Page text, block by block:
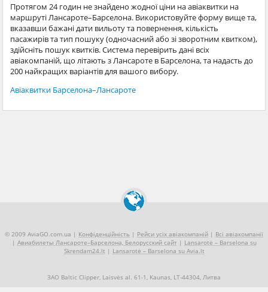
Протягом 24 годин не знайдено жодної ціни на авіаквитки на
маршруті Лансароте–Барселона. Використовуйте форму вище та,
вказавши бажані дати вильоту та повернення, кількість
пасажирів та тип пошуку (одночасний або зі зворотним квитком),
здійсніть пошук квитків. Система перевірить дані всіх
авіакомпаній, що літають з Лансароте в Барселона, та надасть до
200 найкращих варіантів для вашого вибору.
Авіаквитки Барселона–Лансароте
© 2009 AviaGO.com.ua | Конфіденційність | Рейси усіх авіакомпаній | Всі авіакомпанії
| Авиабилеты Лансароте–Барселона, Белорусский сайт| Lansarotė – Barselona su
Skrendam24.lt | Lansarotė – Barselona su Avia.lt
ЗАО Baltic Clipper, Laisvės al. 61-1, Kaunas, LT-44304, Литва